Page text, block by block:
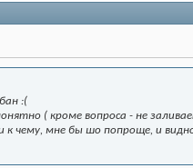
:(
( кроме вопроса - не
чему, мне бы шо попроще, и